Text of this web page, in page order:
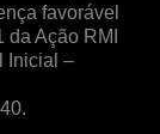
favorável
da Ação RMI
Inicial –